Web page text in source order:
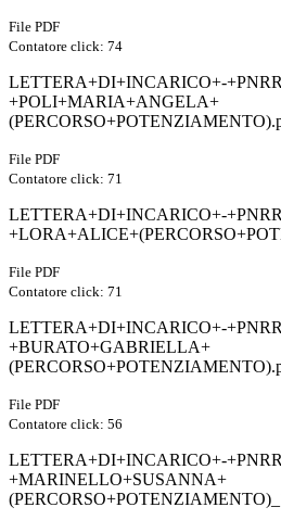
File PDF
Contatore click: 74
LETTERA+DI+INCARICO+-
+POLI+MARIA+ANGELA+
File PDF
Contatore click: 71
LETTERA+DI+INCARICO+-
File PDF
Contatore click: 71
LETTERA+DI+INCARICO+-
+BURATO+GABRIELLA+
File PDF
Contatore click: 56
LETTERA+DI+INCARICO+-
+MARINELLO+SUSANNA+